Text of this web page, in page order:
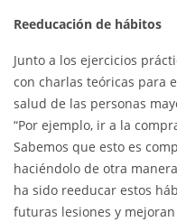
Reeducación de hábitos
Junto a los ejercicios
con charlas teóricas para
salud de las personas
“Por ejemplo, ir a la
Sabemos que esto es
haciéndolo de otra
ha sido reeducar estos
futuras lesiones y